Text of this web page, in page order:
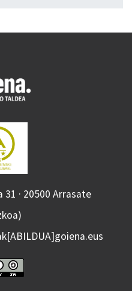
· 20500 Arrasate